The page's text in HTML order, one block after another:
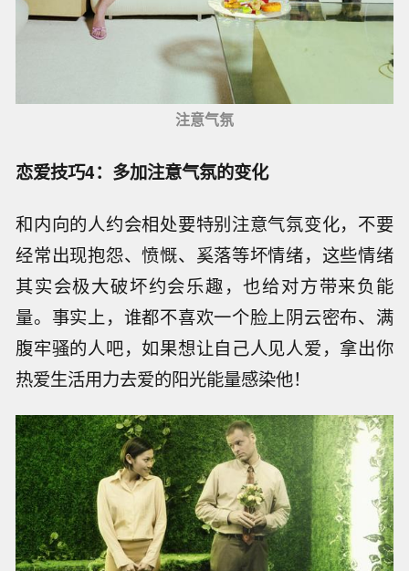
注意气氛
恋爱技巧4：多加注意气氛的变化
和内向的人约会相处要特别注意气氛变化，不要
经常出现抱怨、愤慨、奚落等坏情绪，这些情绪
其实会极大破坏约会乐趣，也给对方带来负能
量。事实上，谁都不喜欢一个脸上阴云密布、满
腹牢骚的人吧，如果想让自己人见人爱，拿出你
热爱生活用力去爱的阳光能量感染他！